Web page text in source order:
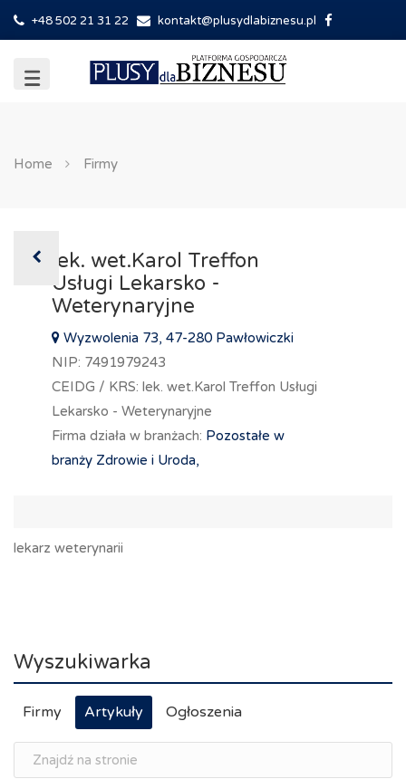
+48 502 21 31 22 kontakt@plusydlabiznesu.pl
Home Firmy
lek. wet.Karol Treffon
Usługi Lekarsko -
Weterynaryjne
Wyzwolenia 73, 47-280 Pawłowiczki
NIP: 7491979243
CEIDG / KRS: lek. wet.Karol Treffon Usługi
Lekarsko - Weterynaryjne
Firma działa w branżach: Pozostałe w
branży Zdrowie i Uroda,
lekarz weterynarii
Wyszukiwarka
Firmy Artykuły Ogłoszenia